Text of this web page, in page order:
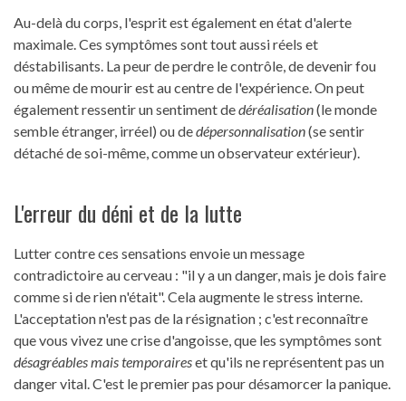
Au-delà du corps, l'esprit est également en état d'alerte
maximale. Ces symptômes sont tout aussi réels et
déstabilisants. La peur de perdre le contrôle, de devenir fou
ou même de mourir est au centre de l'expérience. On peut
également ressentir un sentiment dedéréalisation(le monde
semble étranger, irréel) ou dedépersonnalisation(se sentir
détaché de soi-même, comme un observateur extérieur).
L'erreur du déni et de la lutte
Lutter contre ces sensations envoie un message
contradictoire au cerveau : "il y a un danger, mais je dois faire
comme si de rien n'était". Cela augmente le stress interne.
L'acceptation n'est pas de la résignation ; c'est reconnaître
que vous vivez une crise d'angoisse, que les symptômes sont
désagréables mais temporaireset qu'ils ne représentent pas un
danger vital. C'est le premier pas pour désamorcer la panique.